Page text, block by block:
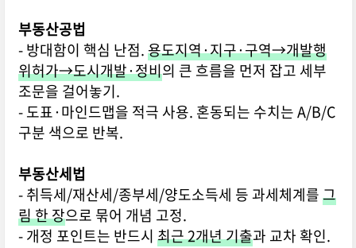
부동산공법
- 방대함이 핵심 난점.용도지역·지구·구역→개발행
위허가→도시개발·정비의 큰 흐름을 먼저 잡고 세부
조문을 걸어놓기.
- 도표·마인드맵을 적극 사용. 혼동되는 수치는 A/B/C
구분 색으로 반복.
부동산세법
- 취득세/재산세/종부세/양도소득세 등 과세체계를그
림 한 장으로 묶어 개념 고정.
- 개정 포인트는 반드시 최근 2개년 기출과 교차 확인.